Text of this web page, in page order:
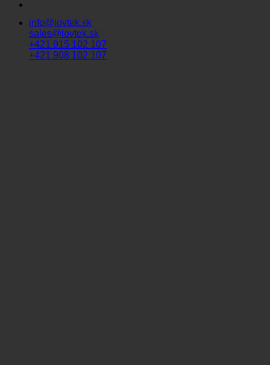
info@lovtek.sk
sales@lovtek.sk
+421 915 102 107
+421 908 102 107